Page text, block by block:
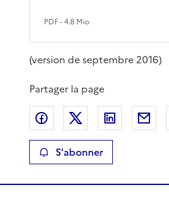
PDF- 4.8 Mio
(version de septembre 2016)
Partager la page
Partager sur Facebook
Partager sur X
Partager
S'abonner